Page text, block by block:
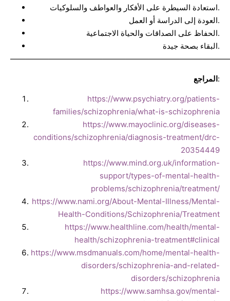
استعادة السيطرة على الأفكار والعواطف والسلوكيات.
العودة إلى الدراسة أو العمل.
الحفاظ على الصداقات والحياة الاجتماعية.
البقاء بصحة جيدة.
المراجع:
https://www.psychiatry.org/patients-
families/schizophrenia/what-is-schizophrenia
https://www.mayoclinic.org/diseases-
conditions/schizophrenia/diagnosis-treatment/drc-
20354449
https://www.mind.org.uk/information-
support/types-of-mental-health-
problems/schizophrenia/treatment/
https://www.nami.org/About-Mental-Illness/Mental-
Health-Conditions/Schizophrenia/Treatment
https://www.healthline.com/health/mental-
health/schizophrenia-treatment#clinical
https://www.msdmanuals.com/home/mental-health-
disorders/schizophrenia-and-related-
disorders/schizophrenia
https://www.samhsa.gov/mental-